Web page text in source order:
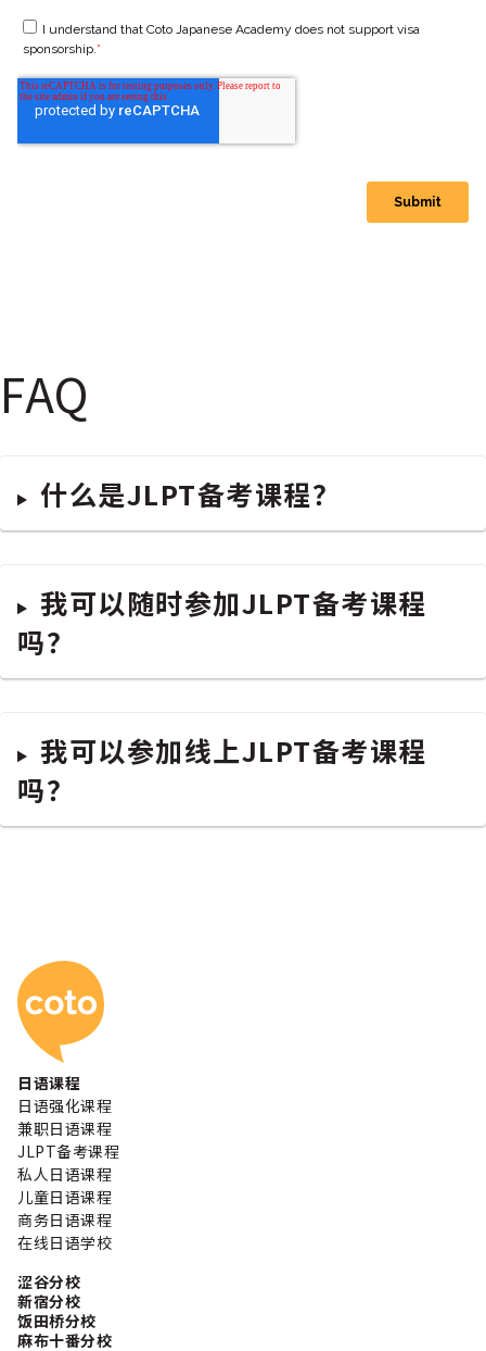
FAQ
什么是JLPT备考课程？
我可以随时参加JLPT备考课程
吗？
我可以参加线上JLPT备考课程
吗？
Coto 日本语学校
日语课程
日语强化课程
兼职日语课程
JLPT备考课程
私人日语课程
儿童日语课程
商务日语课程
在线日语学校
涩谷分校
新宿分校
饭田桥分校
麻布十番分校